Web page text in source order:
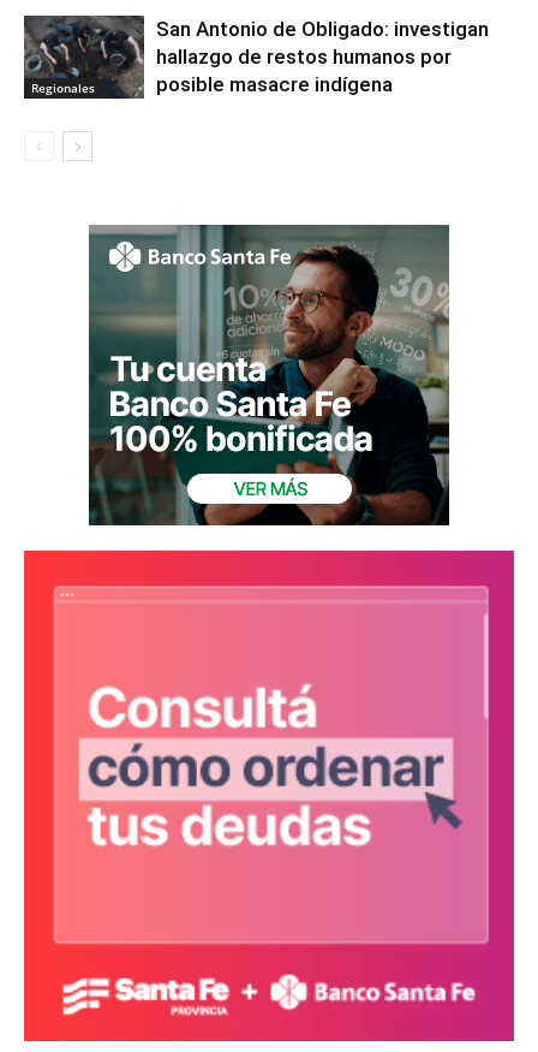
Regionales
San Antonio de Obligado: investigan
hallazgo de restos humanos por
posible masacre indígena